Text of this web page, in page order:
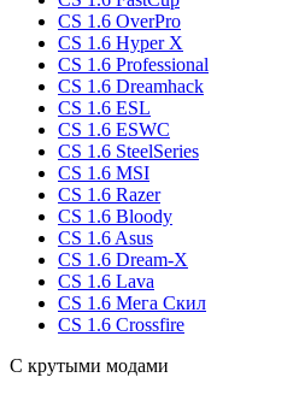
CS 1.6 OverPro
CS 1.6 Hyper X
CS 1.6 Professional
CS 1.6 Dreamhack
CS 1.6 ESL
CS 1.6 ESWC
CS 1.6 SteelSeries
CS 1.6 MSI
CS 1.6 Razer
CS 1.6 Bloody
CS 1.6 Asus
CS 1.6 Dream-X
CS 1.6 Lava
CS 1.6 Мега Скил
CS 1.6 Crossfire
С крутыми модами